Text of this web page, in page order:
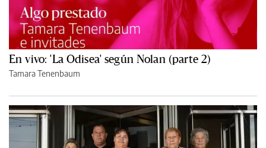
En vivo: 'La Odisea' según Nolan (parte 2)
Tamara Tenenbaum